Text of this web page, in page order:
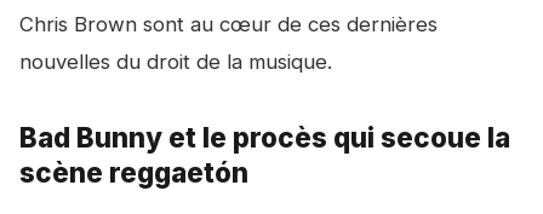
Chris Brown sont au cœur de ces dernières
nouvelles du droit de la musique.
Bad Bunny et le procès qui secoue la
scène reggaetón